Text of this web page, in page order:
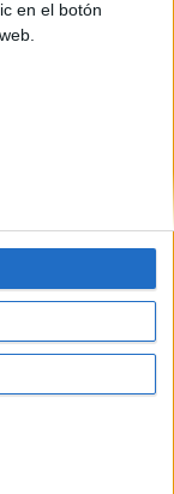
en el botón
generales
de León 47 - 28006
2767